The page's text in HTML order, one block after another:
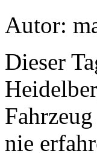
Autor:
Dieser
nie